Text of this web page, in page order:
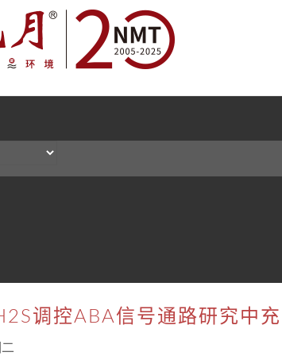
调控ABA信号通路研究中